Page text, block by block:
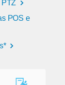
POS e